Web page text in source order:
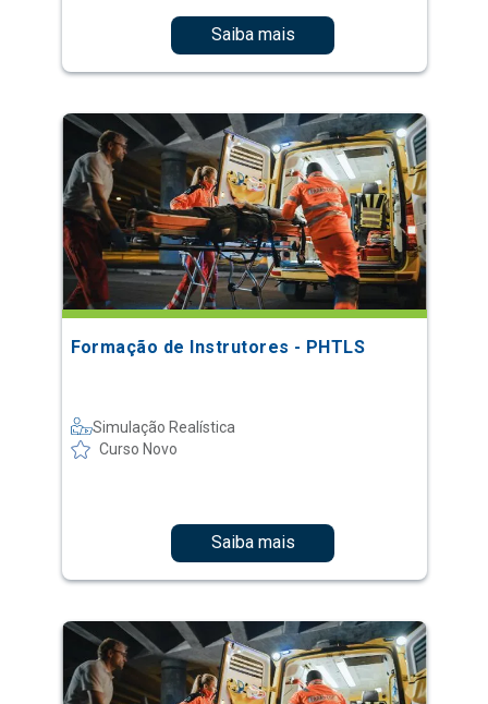
Saiba mais
Formação de Instrutores - PHTLS
Simulação Realística
Curso Novo
Saiba mais